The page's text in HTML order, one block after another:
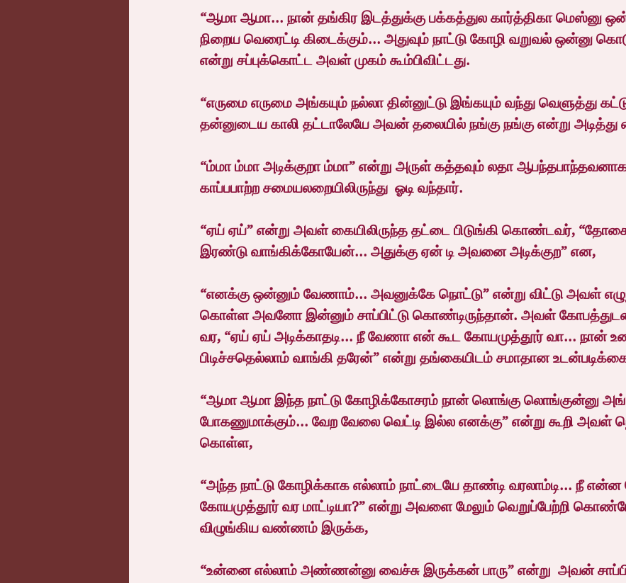
“ஆமா ஆமா... நான் தங்கிர இடத்துக்கு பக்கத்துல கார்த்திகா மெஸ்னு
நிறைய வெரைட்டி கிடைக்கும்... அதுவும் நாட்டு கோழி வறுவல் ஒன்னு
என்று சப்புக்கொட்ட அவள் முகம் கூம்பிவிட்டது.
“எருமை எருமை அங்கயும் நல்லா தின்னுட்டு இங்கயும் வந்து வெளுத்து
தன்னுடைய காலி தட்டாலேயே அவன் தலையில் நங்கு நங்கு என்று
“ம்மா ம்மா அடிக்குறா ம்மா” என்று அருள் கத்தவும் லதா
காப்பபாற்ற சமையலறையிலிருந்து  ஓடி வந்தார்.
“ஏய் ஏய்” என்று அவள் கையிலிருந்த தட்டை பிடுங்கி கொண்டவர்,
இரண்டு வாங்கிக்கோயேன்... அதுக்கு ஏன் டி அவனை அடிக்குற” என,
“எனக்கு ஒன்னும் வேணாம்... அவனுக்கே நொட்டு” என்று விட்டு அவள்
கொள்ள அவனோ இன்னும் சாப்பிட்டு கொண்டிருந்தான். அவள்
வர, “ஏய் ஏய் அடிக்காதடி... நீ வேணா என் கூட கோயமுத்தூர் வா... நான்
பிடிச்சதெல்லாம் வாங்கி தரேன்” என்று தங்கையிடம் சமாதான
“ஆமா ஆமா இந்த நாட்டு கோழிக்கோசரம் நான் லொங்கு லொங்குன்னு
போகணுமாக்கும்... வேற வேலை வெட்டி இல்ல எனக்கு” என்று கூறி அவள்
கொள்ள,
“அந்த நாட்டு கோழிக்காக எல்லாம் நாட்டையே தாண்டி வரலாம்டி... நீ
கோயமுத்தூர் வர மாட்டியா?” என்று அவளை மேலும் வெறுப்பேற்றி
விழுங்கிய வண்ணம் இருக்க,
“உன்னை எல்லாம் அண்ணன்னு வைச்சு இருக்கன் பாரு” என்று  அவன்